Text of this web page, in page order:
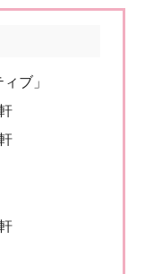
ブ」